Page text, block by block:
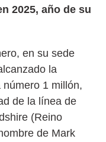
2025, año de su
en su sede
la
1 millón,
de la línea de
(Reino
de Mark